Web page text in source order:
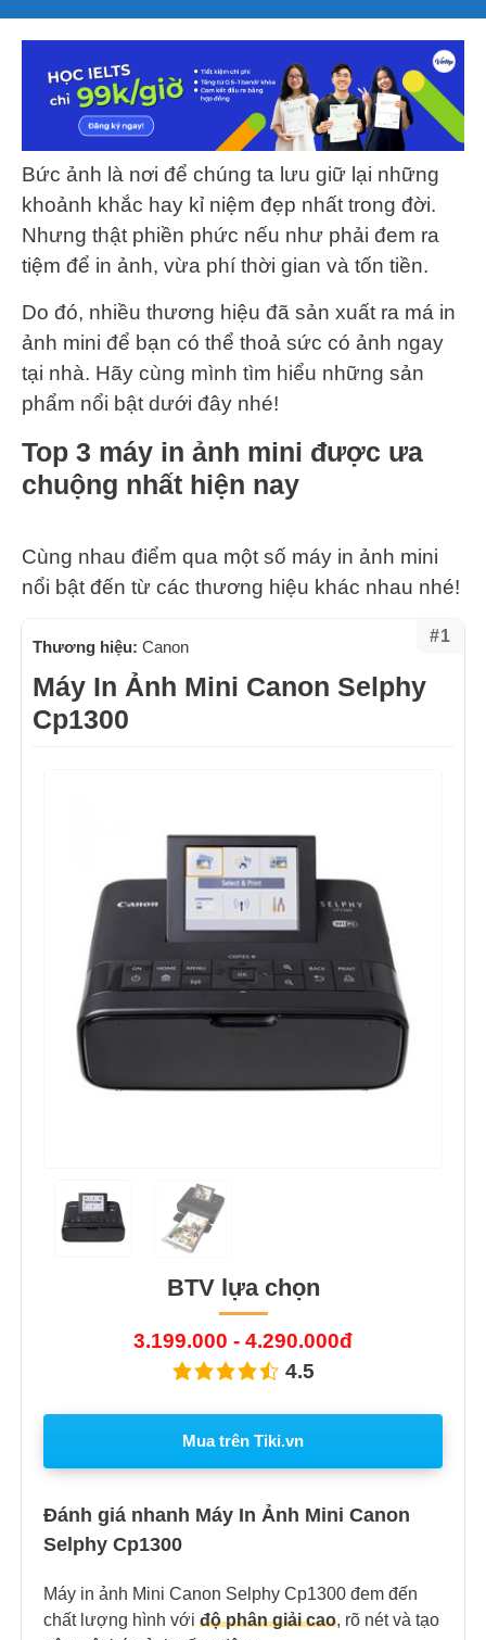
Bức ảnh là nơi để chúng ta lưu giữ lại những
khoảnh khắc hay kỉ niệm đẹp nhất trong đời.
Nhưng thật phiền phức nếu như phải đem ra
tiệm để in ảnh, vừa phí thời gian và tốn tiền.
Do đó, nhiều thương hiệu đã sản xuất ra má in
ảnh mini để bạn có thể thoả sức có ảnh ngay
tại nhà. Hãy cùng mình tìm hiểu những sản
phẩm nổi bật dưới đây nhé!
Top 3 máy in ảnh mini được ưa
chuộng nhất hiện nay
Cùng nhau điểm qua một số máy in ảnh mini
nổi bật đến từ các thương hiệu khác nhau nhé!
#1
Thương hiệu: Canon
Máy In Ảnh Mini Canon Selphy
Cp1300
BTV lựa chọn
3.199.000 - 4.290.000đ
4.5
Mua trên Tiki.vn
Đánh giá nhanh Máy In Ảnh Mini Canon
Selphy Cp1300
Máy in ảnh Mini Canon Selphy Cp1300 đem đến
chất lượng hình với độ phân giải cao, rõ nét và tạo